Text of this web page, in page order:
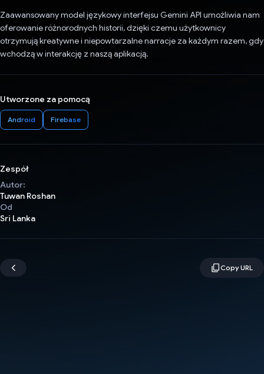
Zaawansowany model językowy interfejsu Gemini API umożliwia nam
oferowanie różnorodnych historii, dzięki czemu użytkownicy
otrzymują kreatywne i niepowtarzalne narracje za każdym razem, gdy
wchodzą w interakcję z naszą aplikacją.
Utworzone za pomocą
Android Firebase
Zespół
Autor:
Tuwan Roshan
Od
Sri Lanka